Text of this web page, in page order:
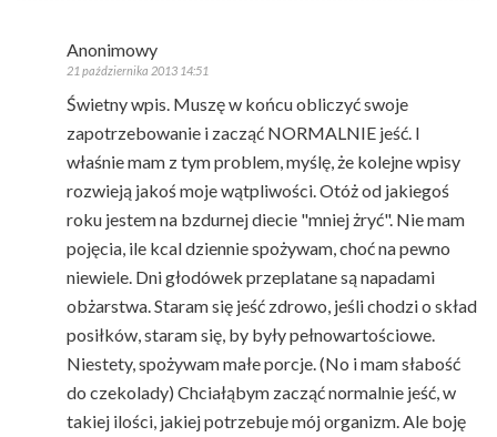
Anonimowy
21 października 2013 14:51
Świetny wpis. Muszę w końcu obliczyć swoje
zapotrzebowanie i zacząć NORMALNIE jeść. I
właśnie mam z tym problem, myślę, że kolejne wpisy
rozwieją jakoś moje wątpliwości. Otóż od jakiegoś
roku jestem na bzdurnej diecie "mniej żryć". Nie mam
pojęcia, ile kcal dziennie spożywam, choć na pewno
niewiele. Dni głodówek przeplatane są napadami
obżarstwa. Staram się jeść zdrowo, jeśli chodzi o skład
posiłków, staram się, by były pełnowartościowe.
Niestety, spożywam małe porcje. (No i mam słabość
do czekolady) Chciałąbym zacząć normalnie jeść, w
takiej ilości, jakiej potrzebuje mój organizm. Ale boję